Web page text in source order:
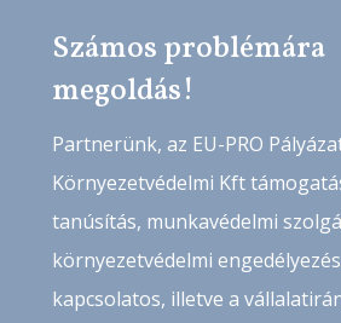
Számos problémára
megoldás!
Partnerünk, az EU-PRO
Környezetvédelmi Kft
tanúsítás, munkavédelmi
környezetvédelmi
kapcsolatos, illetve a